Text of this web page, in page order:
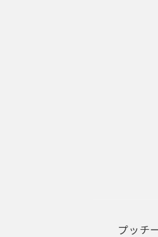
プッチ